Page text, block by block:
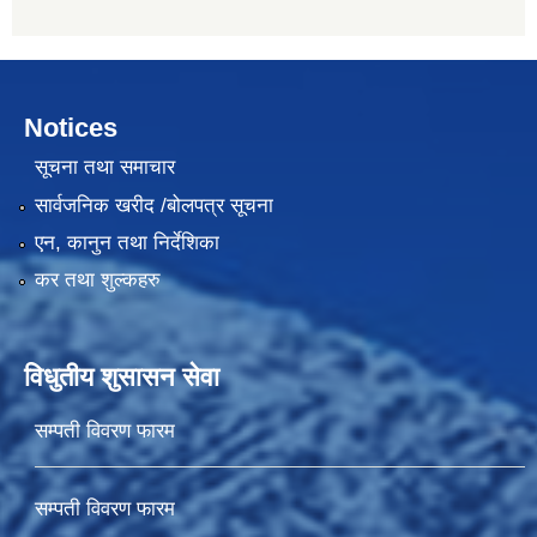
Notices
सूचना तथा समाचार
सार्वजनिक खरीद /बोलपत्र सूचना
एन, कानुन तथा निर्देशिका
कर तथा शुल्कहरु
विधुतीय शुसासन सेवा
सम्पती विवरण फारम
सम्पती विवरण फारम